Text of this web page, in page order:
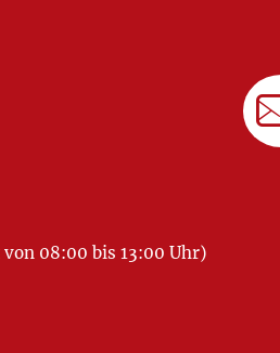
08:00 bis 13:00 Uhr)